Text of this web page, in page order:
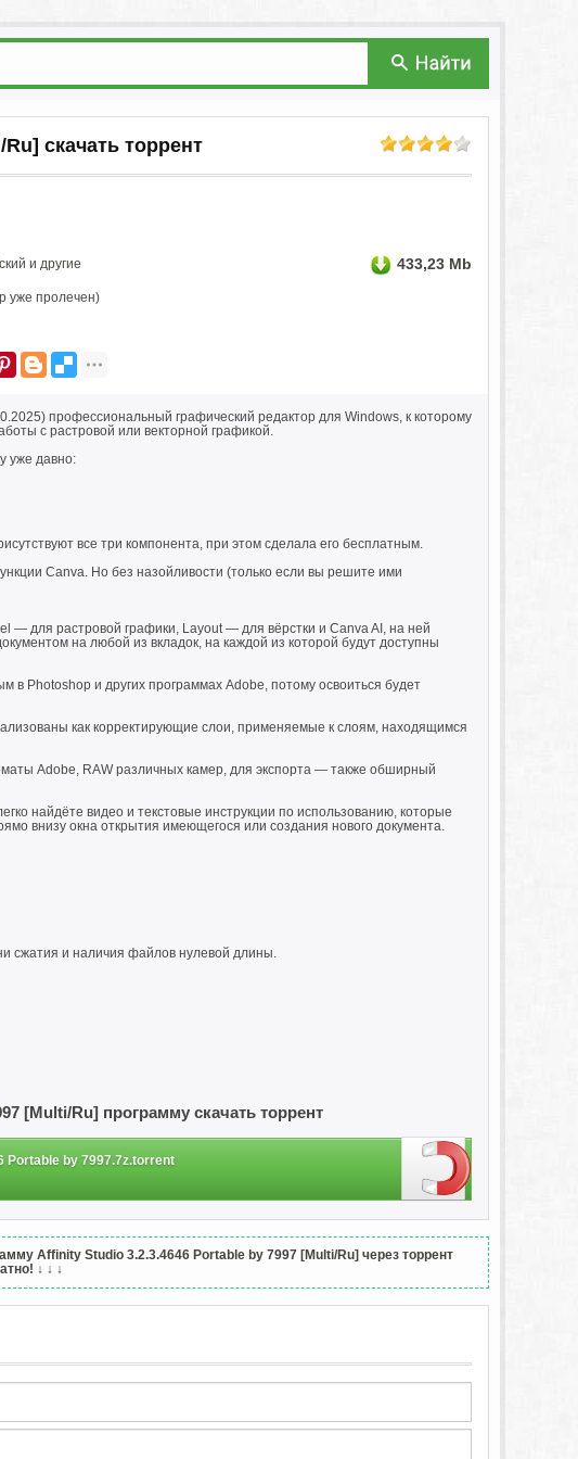
скачать торрент
и другие 433,23 Mb
уже пролечен)
профессиональный графический редактор для Windows, к которому
с растровой или векторной графикой.
уже давно:
все три компонента, при этом сделала его бесплатным.
Canva. Но без назойливости (только если вы решите ими
— для растровой графики, Layout — для вёрстки и Canva AI, на ней
на любой из вкладок, на каждой из которой будут доступны
в Photoshop и других программах Adobe, потому освоиться будет
как корректирующие слои, применяемые к слоям, находящимся
Adobe, RAW различных камер, для экспорта — также обширный
найдёте видео и текстовые инструкции по использованию, которые
внизу окна открытия имеющегося или создания нового документа.
сжатия и наличия файлов нулевой длины.
[Multi/Ru] программу скачать торрент
Portable by 7997.7z.torrent
Affinity Studio 3.2.3.4646 Portable by 7997 [Multi/Ru] через торрент
↓ ↓ ↓